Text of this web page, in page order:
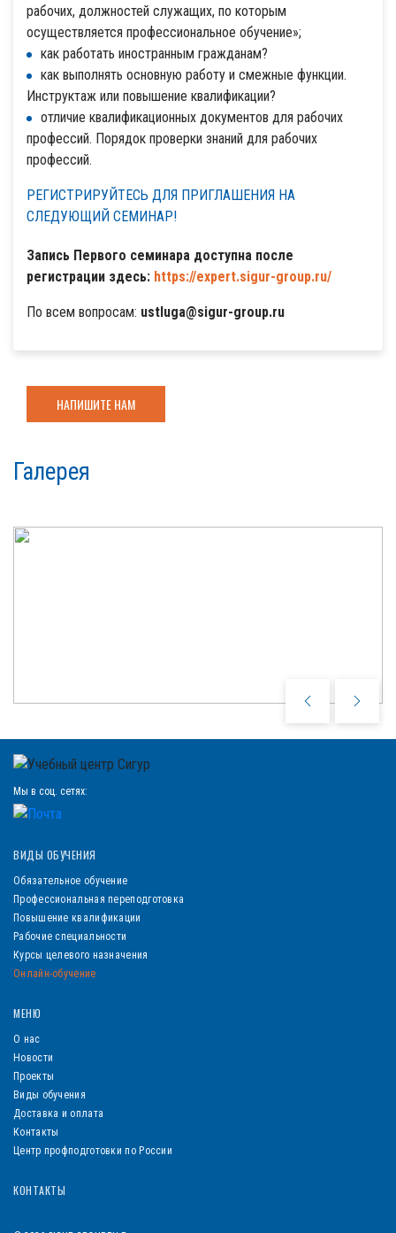
рабочих, должностей служащих, по которым
осуществляется профессиональное обучение»;
как работать иностранным гражданам?
как выполнять основную работу и смежные функции.
Инструктаж или повышение квалификации?
отличие квалификационных документов для рабочих
профессий. Порядок проверки знаний для рабочих
профессий.
РЕГИСТРИРУЙТЕСЬ ДЛЯ ПРИГЛАШЕНИЯ НА
СЛЕДУЮЩИЙ СЕМИНАР!
Запись Первого семинара доступна после
регистрации здесь: https://expert.sigur-group.ru/
По всем вопросам: ustluga@sigur-group.ru
НАПИШИТЕ НАМ
Галерея
Мы в соц. сетях:
ВИДЫ ОБУЧЕНИЯ
Обязательное обучение
Профессиональная переподготовка
Повышение квалификации
Рабочие специальности
Курсы целевого назначения
Онлайн-обучение
МЕНЮ
О нас
Новости
Проекты
Виды обучения
Доставка и оплата
Контакты
Центр профподготовки по России
КОНТАКТЫ